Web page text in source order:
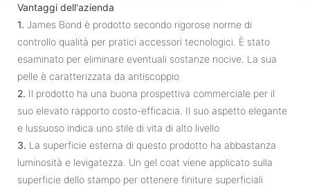
Vantaggi dell'azienda
1. James Bond è prodotto secondo rigorose norme di
controllo qualità per pratici accessori tecnologici. È stato
esaminato per eliminare eventuali sostanze nocive. La sua
pelle è caratterizzata da antiscoppio
2. Il prodotto ha una buona prospettiva commerciale per il
suo elevato rapporto costo-efficacia. Il suo aspetto elegante
e lussuoso indica uno stile di vita di alto livello
3. La superficie esterna di questo prodotto ha abbastanza
luminosità e levigatezza. Un gel coat viene applicato sulla
superficie dello stampo per ottenere finiture superficiali